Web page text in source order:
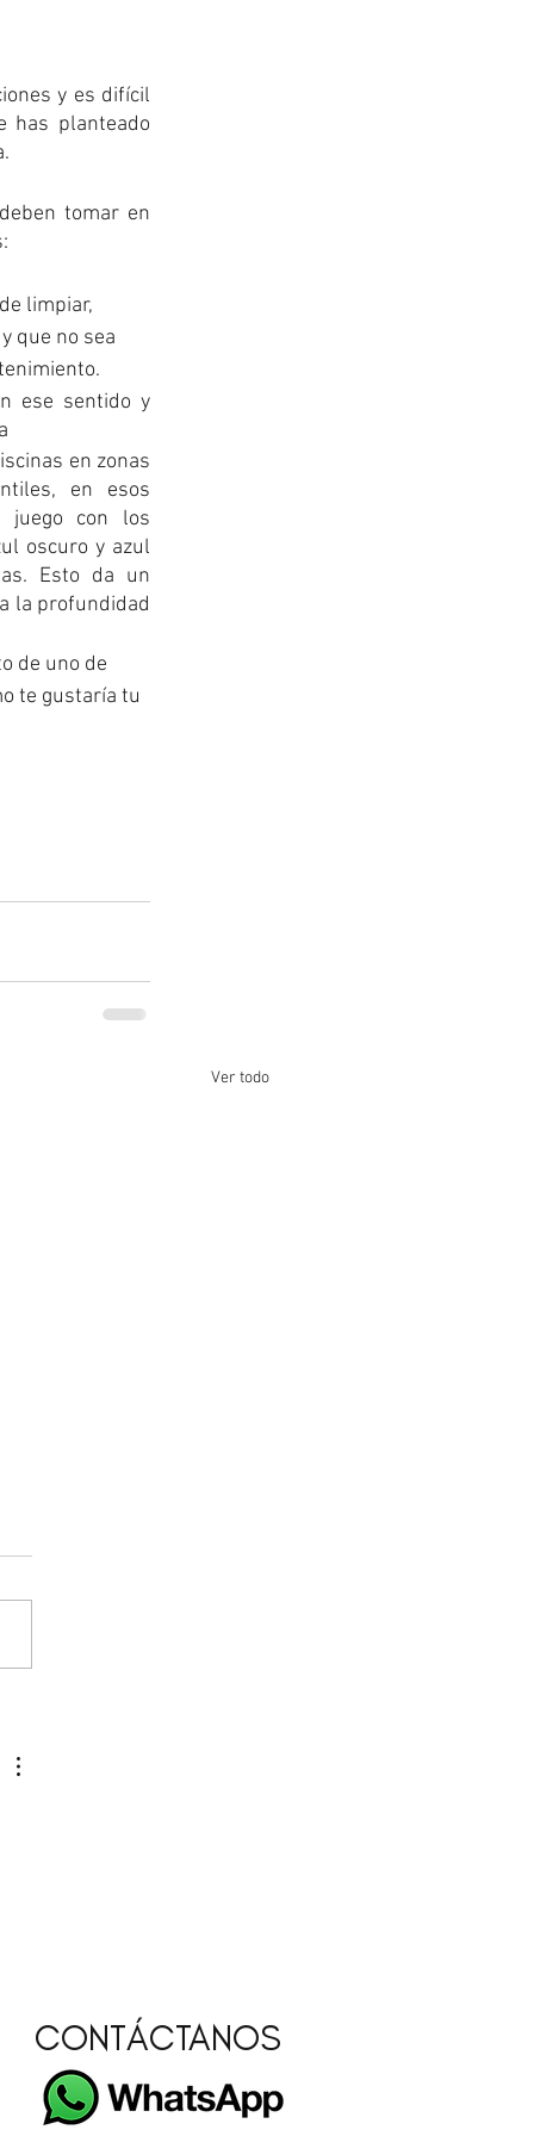
y es difícil
has planteado
tomar en
limpiar,
que no sea
ese sentido y
en zonas
en esos
juego con los
oscuro y azul
Esto da un
la profundidad
de uno de
te gustaría tu
Ver todo
CONTÁCTANOS